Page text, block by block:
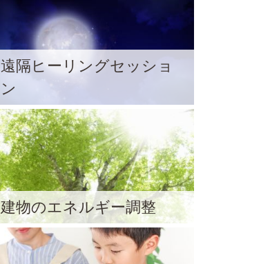
遠隔ヒーリングセッショ
ン
建物のエネルギー調整